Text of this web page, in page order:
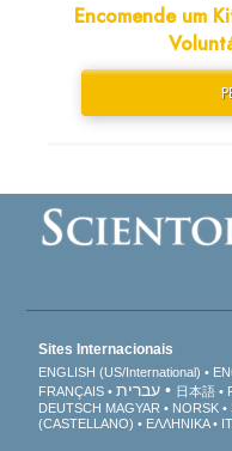
Encomende um
Sites Internacionais
ENGLISH (US/International)
FRANÇAIS
עברית 日本語
DEUTSCH MAGYAR NORSK
(CASTELLANO)
ΕΛΛΗΝΙΚA